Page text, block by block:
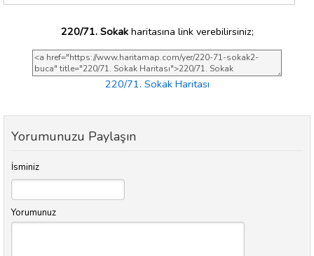
220/71. Sokakharitasına link verebilirsiniz;
220/71. Sokak Haritası
Yorumunuzu Paylaşın
İsminiz
Yorumunuz